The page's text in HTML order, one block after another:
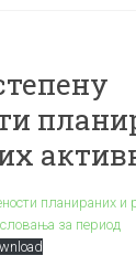
планираних и
за период